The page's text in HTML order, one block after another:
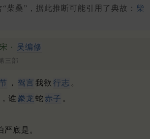
柴桑”，据此推断可能引用了典故： 柴
宋 · 吴编修
三部
， 驾言 我欲 行志 。
谁 豢龙 蛇 赤子 。
底是。